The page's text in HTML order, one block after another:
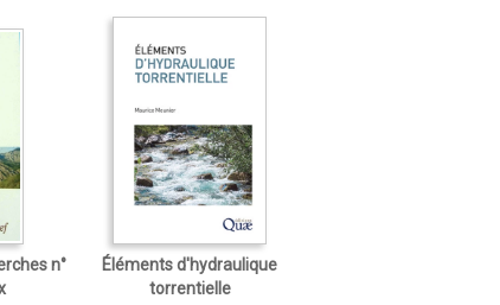
n°
Éléments d'hydraulique
torrentielle